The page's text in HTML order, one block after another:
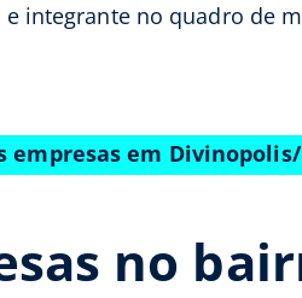
e integrante no quadro de
empresas em
no